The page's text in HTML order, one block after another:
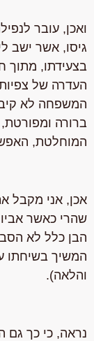
ואכן, עובר
גיסו, אשר ישב
העדרה של צפיות
המשפחה לא
ברורה
המוחלטת,
אכן, אני מקבל
שהרי כאשר
הבן כלל לא
והלאה).
נראה, כי כך גם